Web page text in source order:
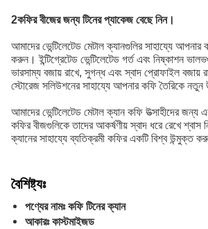
2কফির বীজের জন্য টিনের প্যাকেজ বেছে নিন।
আমাদের ভেন্টিলেটেড মেটাল ক্যানগুলির সাহায্যে
করুন। ইন্টিগ্রেটেড ভেন্টিলেটেড গর্ত এবং নিষ্কাশন
ভারসাম্য বজায় রাখে, সুগন্ধ এবং স্বাদ প্রোফাইল বজায়
স্টোরেজ সলিউশনের সাহায্যে আপনার কফি তৈরিকে নতুন
আমাদের ভেন্টিলেটেড মেটাল ক্যান কফি উত্সাহীদের জন্য
কফির বীজগুলিকে তাদের আকর্ষণীয় স্বাদ ধরে রেখে
ক্যানের সাহায্যে ব্যতিক্রমী কফির একটি বিশ্ব উন্মুক্ত
বৈশিষ্ট্যঃ
পণ্যের নামঃ কফি টিনের ক্যান
আকারঃ কাস্টমাইজড